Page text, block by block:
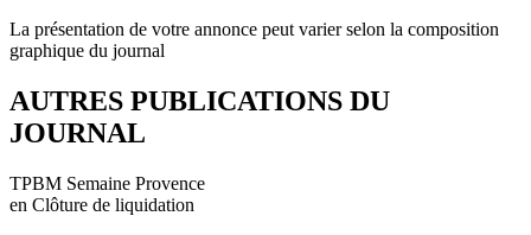
La présentation de votre annonce peut varier selon la composition
graphique du journal
AUTRES PUBLICATIONS DU
JOURNAL
TPBM Semaine Provence
en Clôture de liquidation